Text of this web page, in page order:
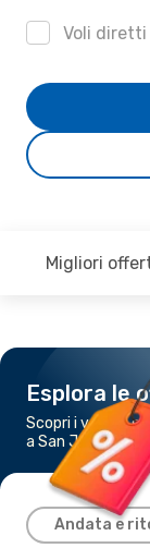
Voli diretti
Migliori
Esplora le
Scopri i voli più
a San Jose
Andata e